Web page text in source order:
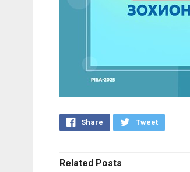
Share Tweet
Related Posts